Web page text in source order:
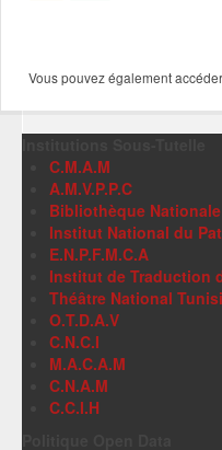
Vous pouvez également
C.M.A.M
A.M.V.P.P.C
Bibliothèque Nationale
Institut National du
E.N.P.F.M.C.A
Institut de Traduction
Théâtre National
O.T.D.A.V
C.N.C.I
M.A.C.A.M
C.N.A.M
C.C.I.H